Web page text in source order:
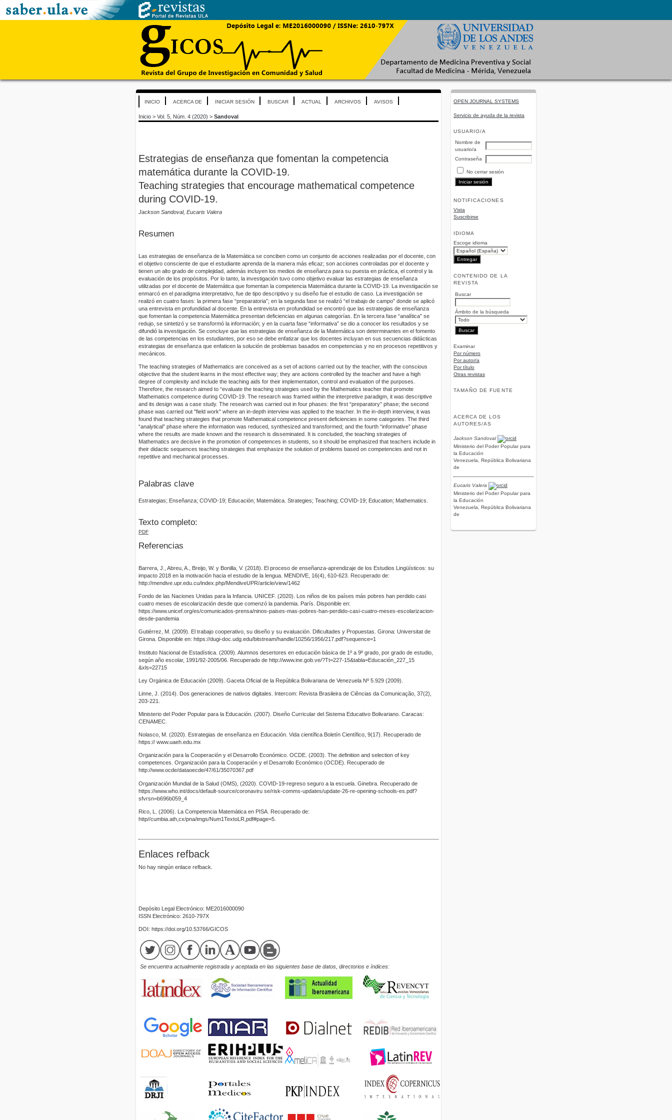
OPEN JOURNAL SYSTEMS
Servicio de ayuda de la revista
USUARIO/A
Nombre de
usuario/a
Contraseña
No cerrar sesión
NOTIFICACIONES
Vista
Suscribirse
IDIOMA
Escoge idioma
CONTENIDO DE LA
REVISTA
Buscar
Ámbito de la búsqueda
Examinar
Por número
Por autor/a
Por título
Otras revistas
TAMAÑO DE FUENTE
ACERCA DE LOS
AUTORES/AS
Jackson Sandoval
Ministerio del Poder Popular para
la Educación
Venezuela, República Bolivariana
de
Eucaris Valera
Ministerio del Poder Popular para
la Educación
Venezuela, República Bolivariana
de
INICIO ACERCA DE INICIAR SESIÓN BUSCAR ACTUAL ARCHIVOS AVISOS
Inicio > Vol. 5, Núm. 4 (2020) > Sandoval
Estrategias de enseñanza que fomentan la competencia
matemática durante la COVID-19.
Teaching strategies that encourage mathematical competence
during COVID-19.
Jackson Sandoval, Eucaris Valera
Resumen
Las estrategias de enseñanza de la Matemática se conciben como un conjunto de acciones realizadas por el docente, con
el objetivo consciente de que el estudiante aprenda de la manera más eficaz; son acciones controladas por el docente y
tienen un alto grado de complejidad, además incluyen los medios de enseñanza para su puesta en práctica, el control y la
evaluación de los propósitos. Por lo tanto, la investigación tuvo como objetivo evaluar las estrategias de enseñanza
utilizadas por el docente de Matemática que fomentan la competencia Matemática durante la COVID-19. La investigación se
enmarcó en el paradigma interpretativo, fue de tipo descriptivo y su diseño fue el estudio de caso. La investigación se
realizó en cuatro fases: la primera fase “preparatoria”; en la segunda fase se realizó “el trabajo de campo” donde se aplicó
una entrevista en profundidad al docente. En la entrevista en profundidad se encontró que las estrategias de enseñanza
que fomentan la competencia Matemática presentan deficiencias en algunas categorías. En la tercera fase “analítica” se
redujo, se sintetizó y se transformó la información; y en la cuarta fase “informativa” se dio a conocer los resultados y se
difundió la investigación. Se concluye que las estrategias de enseñanza de la Matemática son determinantes en el fomento
de las competencias en los estudiantes, por eso se debe enfatizar que los docentes incluyan en sus secuencias didácticas
estrategias de enseñanza que enfaticen la solución de problemas basados en competencias y no en procesos repetitivos y
mecánicos.
The teaching strategies of Mathematics are conceived as a set of actions carried out by the teacher, with the conscious
objective that the student learns in the most effective way; they are actions controlled by the teacher and have a high
degree of complexity and include the teaching aids for their implementation, control and evaluation of the purposes.
Therefore, the research aimed to “evaluate the teaching strategies used by the Mathematics teacher that promote
Mathematics competence during COVID-19. The research was framed within the interpretive paradigm, it was descriptive
and its design was a case study. The research was carried out in four phases: the first “preparatory” phase; the second
phase was carried out "field work" where an in-depth interview was applied to the teacher. In the in-depth interview, it was
found that teaching strategies that promote Mathematical competence present deficiencies in some categories. The third
“analytical” phase where the information was reduced, synthesized and transformed; and the fourth “informative” phase
where the results are made known and the research is disseminated. It is concluded, the teaching strategies of
Mathematics are decisive in the promotion of competences in students, so it should be emphasized that teachers include in
their didactic sequences teaching strategies that emphasize the solution of problems based on competencies and not in
repetitive and mechanical processes.
Palabras clave
Estrategias; Enseñanza; COVID-19; Educación; Matemática. Strategies; Teaching; COVID-19; Education; Mathematics.
Texto completo:
PDF
Referencias
Barrera, J., Abreu, A., Breijo, W. y Bonilla, V. (2018). El proceso de enseñanza-aprendizaje de los Estudios Lingüísticos: su
impacto 2018 en la motivación hacia el estudio de la lengua. MENDIVE, 16(4), 610-623. Recuperado de:
http://mendive.upr.edu.cu/index.php/MendiveUPR/article/view/1462
Fondo de las Naciones Unidas para la Infancia. UNICEF. (2020). Los niños de los países más pobres han perdido casi
cuatro meses de escolarización desde que comenzó la pandemia. París. Disponible en:
https://www.unicef.org/es/comunicados-prensa/ninos-paises-mas-pobres-han-perdido-casi-cuatro-meses-escolarizacion-
desde-pandemia
Gutiérrez, M. (2009). El trabajo cooperativo, su diseño y su evaluación. Dificultades y Propuestas. Girona: Universitat de
Girona. Disponible en: https://dugi-doc.udg.edu/bitstream/handle/10256/1956/217.pdf?sequence=1
Instituto Nacional de Estadística. (2009). Alumnos desertores en educación básica de 1º a 9º grado, por grado de estudio,
según año escolar, 1991/92-2005/06. Recuperado de http://www.ine.gob.ve/?Tt=227-15&tabla=Educación_227_15
&xls=22715
Ley Orgánica de Educación (2009). Gaceta Oficial de la República Bolivariana de Venezuela Nº 5.929 (2009).
Linne, J. (2014). Dos generaciones de nativos digitales. Intercom: Revista Brasileira de Ciências da Comunicação, 37(2),
203-221.
Ministerio del Poder Popular para la Educación. (2007). Diseño Curricular del Sistema Educativo Bolivariano. Caracas:
CENAMEC.
Nolasco, M. (2020). Estrategias de enseñanza en Educación. Vida científica Boletín Científico, 9(17). Recuperado de
https:// www.uaeh.edu.mx
Organización para la Cooperación y el Desarrollo Económico. OCDE. (2003). The definition and selection of key
competences. Organización para la Cooperación y el Desarrollo Económico (OCDE). Recuperado de
http://www.ocde/dataoecde/47/61/35070367.pdf
Organización Mundial de la Salud (OMS), (2020). COVID-19-regreso seguro a la escuela. Ginebra. Recuperado de
https://www.who.int/docs/default-source/coronaviru se/risk-comms-updates/update-26-re-opening-schools-es.pdf?
sfvrsn=b696b059_4
Rico, L. (2006). La Competencia Matemática en PISA. Recuperado de:
http//cumbia.ath,cx/pna/imgs/Num1TextoLR,pdf#page=5.
Enlaces refback
No hay ningún enlace refback.
Depósito Legal Electrónico: ME2016000090
ISSN Electrónico: 2610-797X
DOI: https://doi.org/10.53766/GICOS
Se encuentra actualmente registrada y aceptada en las siguientes base de datos, directorios e índices: